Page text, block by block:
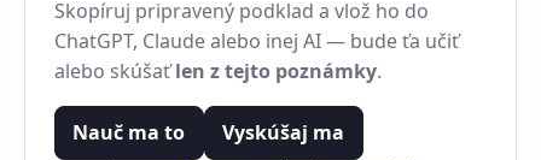
Skopíruj pripravený podklad a vlož ho do
ChatGPT, Claude alebo inej AI — bude ťa učiť
alebo skúšaťlen z tejto poznámky.
Nauč ma to Vyskúšaj ma